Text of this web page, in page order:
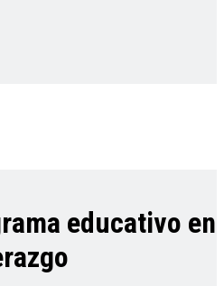
educativo en